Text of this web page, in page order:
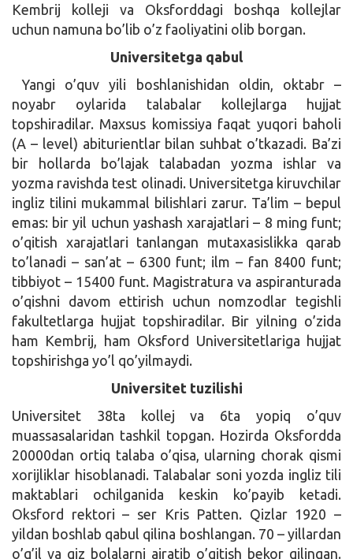
Kembrij kolleji va Oksforddagi boshqa kollejlar
uchun namuna bo’lib o’z faoliyatini olib borgan.
Universitetga qabul
Yangi o’quv yili boshlanishidan oldin, oktabr –
noyabr oylarida talabalar kollejlarga hujjat
topshiradilar. Maxsus komissiya faqat yuqori baholi
(A – level) abiturientlar bilan suhbat o’tkazadi. Ba’zi
bir hollarda bo’lajak talabadan yozma ishlar va
yozma ravishda test olinadi. Universitetga kiruvchilar
ingliz tilini mukammal bilishlari zarur. Ta’lim – bepul
emas: bir yil uchun yashash xarajatlari – 8 ming funt;
o’qitish xarajatlari tanlangan mutaxasislikka qarab
to’lanadi – san’at – 6300 funt; ilm – fan 8400 funt;
tibbiyot – 15400 funt. Magistratura va aspiranturada
o’qishni davom ettirish uchun nomzodlar tegishli
fakultetlarga hujjat topshiradilar. Bir yilning o’zida
ham Kembrij, ham Oksford Universitetlariga hujjat
topshirishga yo’l qo’yilmaydi.
Universitet tuzilishi
Universitet 38ta kollej va 6ta yopiq o’quv
muassasalaridan tashkil topgan. Hozirda Oksfordda
20000dan ortiq talaba o’qisa, ularning chorak qismi
xorijliklar hisoblanadi. Talabalar soni yozda ingliz tili
maktablari ochilganida keskin ko’payib ketadi.
Oksford rektori – ser Kris Patten. Qizlar 1920 –
yildan boshlab qabul qilina boshlangan. 70 – yillardan
o’g’il va qiz bolalarni ajratib o’qitish bekor qilingan.